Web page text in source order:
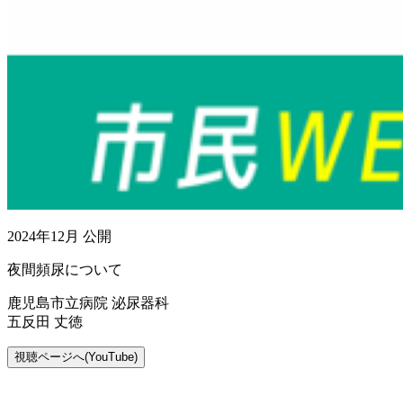
2024年12月 公開
夜間頻尿について
鹿児島市立病院 泌尿器科
五反田 丈徳
視聴ページへ(YouTube)